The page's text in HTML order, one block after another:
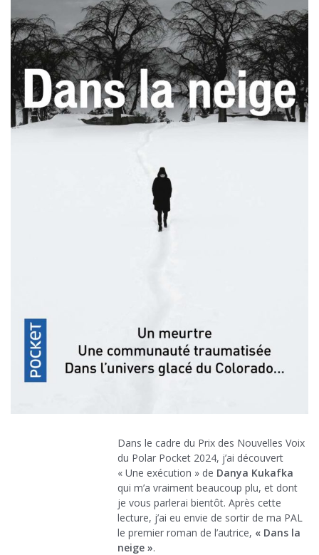
Dans le cadre du Prix des Nouvelles Voix
du Polar Pocket 2024, j’ai découvert
« Une exécution » de Danya Kukafka
qui m’a vraiment beaucoup plu, et dont
je vous parlerai bientôt. Après cette
lecture, j’ai eu envie de sortir de ma PAL
le premier roman de l’autrice, « Dans la
neige ».